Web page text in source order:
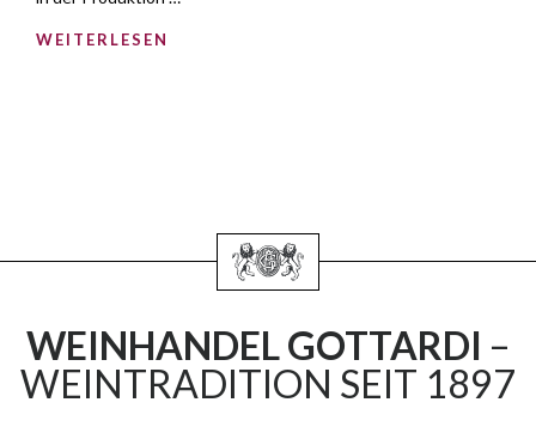
WEITERLESEN
WEINHANDEL GOTTARDI –
WEINTRADITION SEIT 1897